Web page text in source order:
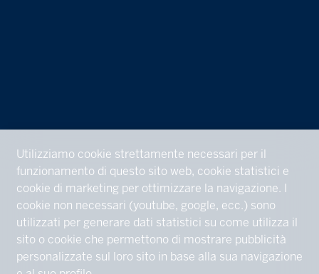
Utilizziamo cookie strettamente necessari per il
funzionamento di questo sito web, cookie statistici e
cookie di marketing per ottimizzare la navigazione. I
cookie non necessari (youtube, google, ecc.) sono
utilizzati per generare dati statistici su come utilizza il
sito o cookie che permettono di mostrare pubblicità
personalizzate sul loro sito in base alla sua navigazione